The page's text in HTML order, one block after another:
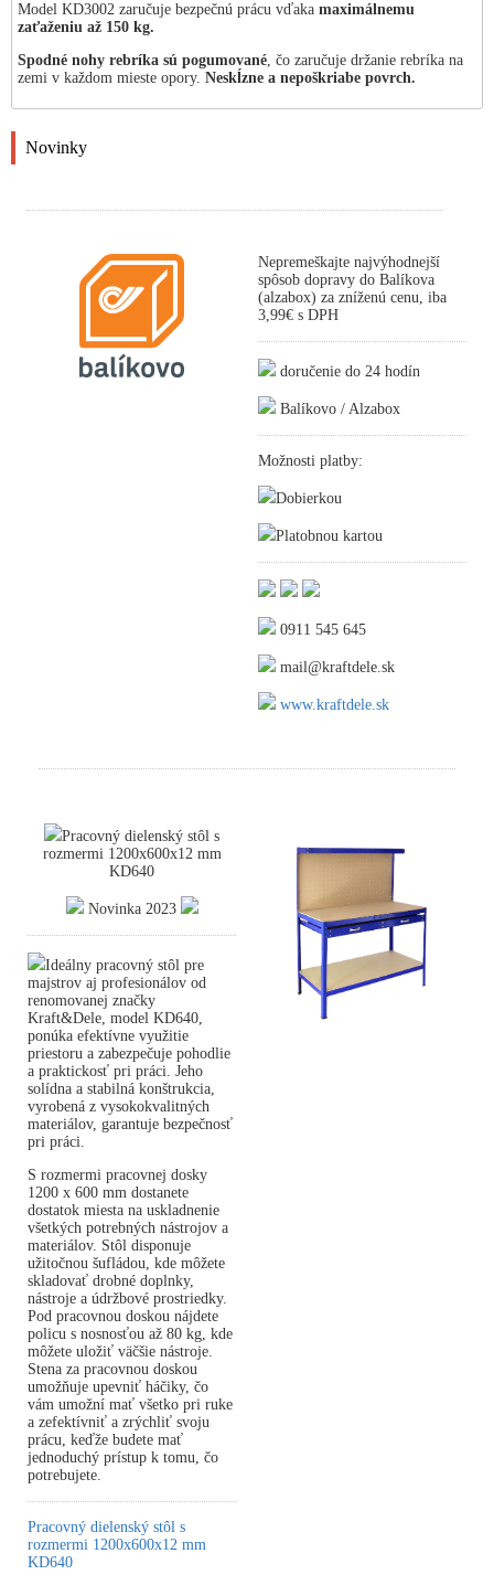
Model KD3002 zaručuje bezpečnú prácu vďaka maximálnemu
zaťaženiu až 150 kg.
Spodné nohy rebríka sú pogumované, čo zaručuje držanie rebríka na
zemi v každom mieste opory. Neskĺzne a nepoškriabe povrch.
Novinky
Nepremeškajte najvýhodnejší
spôsob dopravy do Balíkova
(alzabox) za zníženú cenu, iba
3,99€ s DPH
doručenie do 24 hodín
Balíkovo / Alzabox
Možnosti platby:
Dobierkou
Platobnou kartou
0911 545 645
mail@kraftdele.sk
www.kraftdele.sk
Pracovný dielenský stôl s
rozmermi 1200x600x12 mm
KD640
Novinka 2023
Ideálny pracovný stôl pre
majstrov aj profesionálov od
renomovanej značky
Kraft&Dele, model KD640,
ponúka efektívne využitie
priestoru a zabezpečuje pohodlie
a praktickosť pri práci. Jeho
solídna a stabilná konštrukcia,
vyrobená z vysokokvalitných
materiálov, garantuje bezpečnosť
pri práci.
S rozmermi pracovnej dosky
1200 x 600 mm dostanete
dostatok miesta na uskladnenie
všetkých potrebných nástrojov a
materiálov. Stôl disponuje
užitočnou šufládou, kde môžete
skladovať drobné doplnky,
nástroje a údržbové prostriedky.
Pod pracovnou doskou nájdete
policu s nosnosťou až 80 kg, kde
môžete uložiť väčšie nástroje.
Stena za pracovnou doskou
umožňuje upevniť háčiky, čo
vám umožní mať všetko pri ruke
a zefektívniť a zrýchliť svoju
prácu, keďže budete mať
jednoduchý prístup k tomu, čo
potrebujete.
Pracovný dielenský stôl s
rozmermi 1200x600x12 mm
KD640